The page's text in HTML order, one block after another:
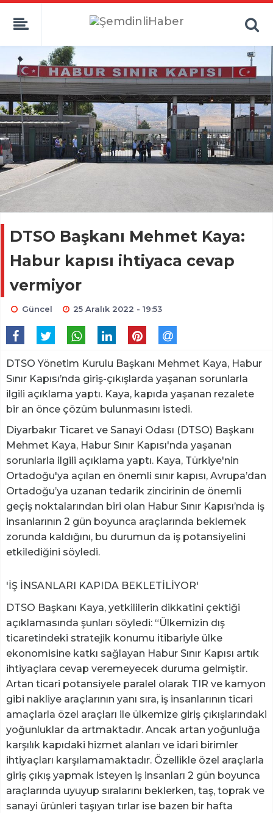
DTSO Başkanı Mehmet Kaya:
Habur kapısı ihtiyaca cevap
vermiyor
Güncel 25 Aralık 2022 - 19:53
DTSO Yönetim Kurulu Başkanı Mehmet Kaya, Habur
Sınır Kapısı’nda giriş-çıkışlarda yaşanan sorunlarla
ilgili açıklama yaptı. Kaya, kapıda yaşanan rezalete
bir an önce çözüm bulunmasını istedi.
Diyarbakır Ticaret ve Sanayi Odası (DTSO) Başkanı
Mehmet Kaya, Habur Sınır Kapısı'nda yaşanan
sorunlarla ilgili açıklama yaptı. Kaya, Türkiye'nin
Ortadoğu'ya açılan en önemli sınır kapısı, Avrupa’dan
Ortadoğu’ya uzanan tedarik zincirinin de önemli
geçiş noktalarından biri olan Habur Sınır Kapısı’nda iş
insanlarının 2 gün boyunca araçlarında beklemek
zorunda kaldığını, bu durumun da iş potansiyelini
etkilediğini söyledi.
'İŞ İNSANLARI KAPIDA BEKLETİLİYOR'
DTSO Başkanı Kaya, yetkililerin dikkatini çektiği
açıklamasında şunları söyledi: “Ülkemizin dış
ticaretindeki stratejik konumu itibariyle ülke
ekonomisine katkı sağlayan Habur Sınır Kapısı artık
ihtiyaçlara cevap veremeyecek duruma gelmiştir.
Artan ticari potansiyele paralel olarak TIR ve kamyon
gibi nakliye araçlarının yanı sıra, iş insanlarının ticari
amaçlarla özel araçları ile ülkemize giriş çıkışlarındaki
yoğunluklar da artmaktadır. Ancak artan yoğunluğa
karşılık kapıdaki hizmet alanları ve idari birimler
ihtiyaçları karşılamamaktadır. Özellikle özel araçlarla
giriş çıkış yapmak isteyen iş insanları 2 gün boyunca
araçlarında uyuyup sıralarını beklerken, taş, toprak ve
sanayi ürünleri taşıyan tırlar ise bazen bir hafta